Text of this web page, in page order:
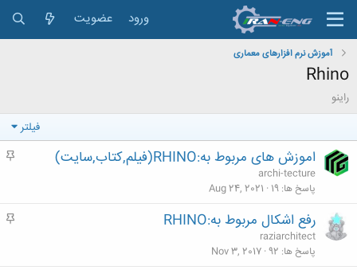
ورود عضویت
آموزش نرم افزارهای معماری
Rhino
راینو
فیلتر
م
اموزش های مربوط به:RHINO(فیلم,کتاب,سایت)
archi-tecture
پاسخ ها 19
Aug 24, 2021
م
رفع اشکال مربوط به:RHINO
raziarchitect
پاسخ ها 92
Nov 3, 2017